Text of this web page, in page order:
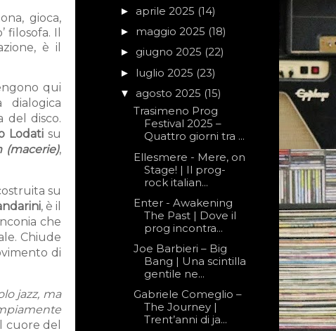
gioca,
filosofa. Il
è il
qui
dialogica
del disco.
Lodati su
(macerie),
su
, è il
che
Chiude
di
jazz, ma
cuore del
► aprile 2025 (14)
► maggio 2025 (18)
► giugno 2025 (22)
► luglio 2025 (23)
▼ agosto 2025 (15)
Trasimeno Prog
Festival 2025 –
Quattro giorni tra ...
Ellesmere - Mere, on
Stage! | Il prog-
rock italian...
Enter - Awakening
The Past | Dove il
prog incontra...
Joe Barbieri – Big
Bang | Una scintilla
gentile ne...
Gabriele Comeglio –
The Journey |
Trent’anni di ja...